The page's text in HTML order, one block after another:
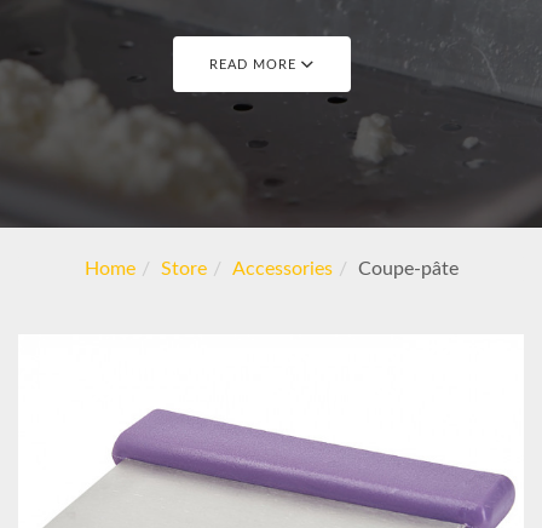
READ MORE
Home Store Accessories Coupe-pâte